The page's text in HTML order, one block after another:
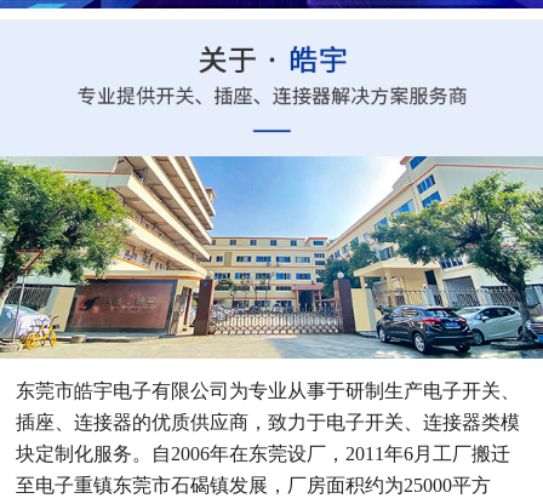
东莞市皓宇电子有限公司为专业从事于研制生产电子开关、
插座、连接器的优质供应商，致力于电子开关、连接器类模
块定制化服务。自2006年在东莞设厂，2011年6月工厂搬迁
至电子重镇东莞市石碣镇发展，厂房面积约为25000平方